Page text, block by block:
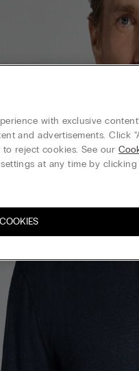
with exclusive
and advertisements. Click
to reject cookies. See our
at any time by clicking